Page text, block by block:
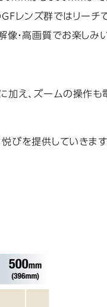
レンズ群ではリーチ
・高画質でお楽しみ
加え、ズームの操作も
びを提供していきます